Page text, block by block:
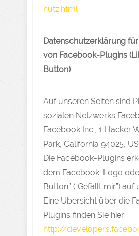
hutz.html
Datenschutzerklärung
von Facebook-Plugins
Button)
Auf unseren Seiten sind
sozialen Netzwerks
Facebook Inc., 1 Hacker
Park, California 94025,
Die Facebook-Plugins
dem Facebook-Logo
Button” (“Gefällt mir”) auf
Eine Übersicht über die
Plugins finden Sie hier:
http://